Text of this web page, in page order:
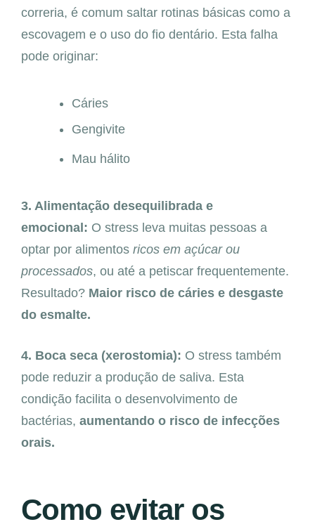
correria, é comum saltar rotinas básicas como a
escovagem e o uso do fio dentário. Esta falha
pode originar:
Cáries
Gengivite
Mau hálito
3. Alimentação desequilibrada e
emocional: O stress leva muitas pessoas a
optar por alimentos ricos em açúcar ou
processados, ou até a petiscar frequentemente.
Resultado? Maior risco de cáries e desgaste
do esmalte.
4. Boca seca (xerostomia): O stress também
pode reduzir a produção de saliva. Esta
condição facilita o desenvolvimento de
bactérias, aumentando o risco de infecções
orais.
Como evitar os